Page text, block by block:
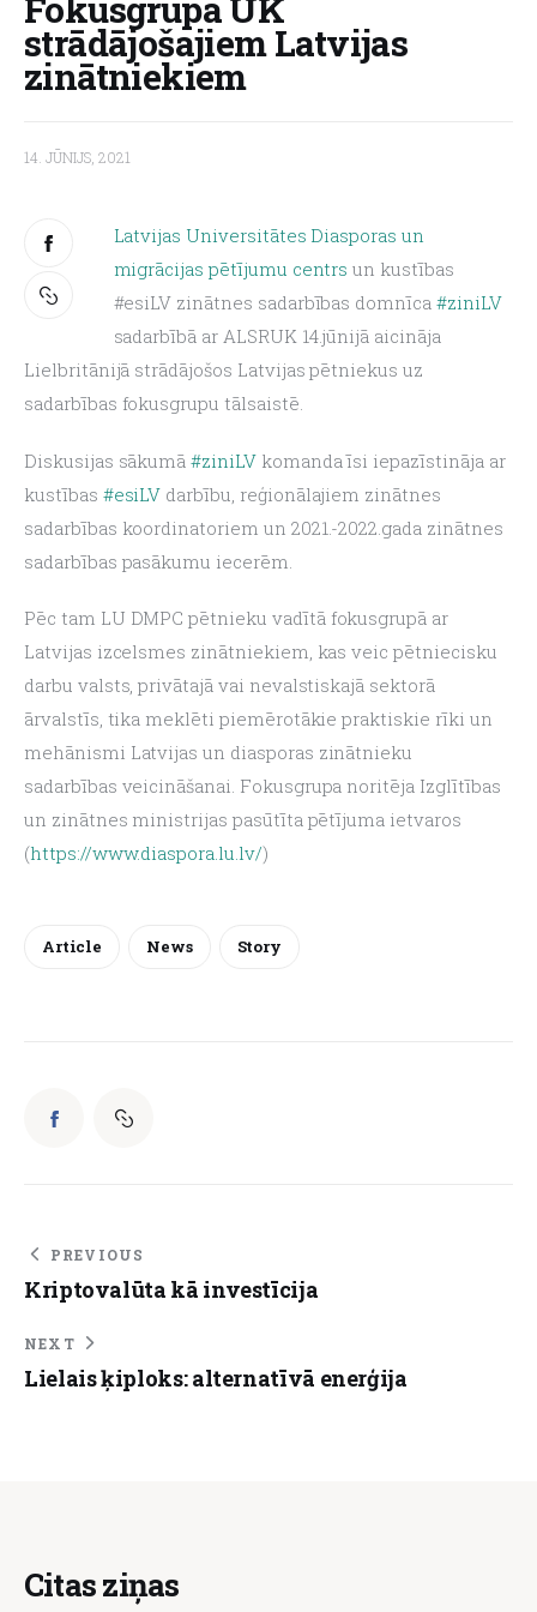
About us
strādājošajiem Latvijas
zinātniekiem
14. JŪNIJS, 2021
Latvijas Universitātes Diasporas un
migrācijas pētījumu centrs un kustības
#esiLV zinātnes sadarbības domnīca #ziniLV
sadarbībā ar ALSRUK 14.jūnijā aicināja
Lielbritānijā strādājošos Latvijas pētniekus uz
sadarbības fokusgrupu tālsaistē.
Diskusijas sākumā #ziniLV komanda īsi iepazīstināja ar
kustības #esiLV darbību, reģionālajiem zinātnes
sadarbības koordinatoriem un 2021.-2022.gada zinātnes
sadarbības pasākumu iecerēm.
Pēc tam LU DMPC pētnieku vadītā fokusgrupā ar
Latvijas izcelsmes zinātniekiem, kas veic pētniecisku
darbu valsts, privātajā vai nevalstiskajā sektorā
ārvalstīs, tika meklēti piemērotākie praktiskie rīki un
mehānismi Latvijas un diasporas zinātnieku
sadarbības veicināšanai. Fokusgrupa noritēja Izglītības
un zinātnes ministrijas pasūtīta pētījuma ietvaros
(https://www.diaspora.lu.lv/)
Article News Story
PREVIOUS
Kriptovalūta kā investīcija
NEXT
Lielais ķiploks: alternatīvā enerģija
Citas ziņas